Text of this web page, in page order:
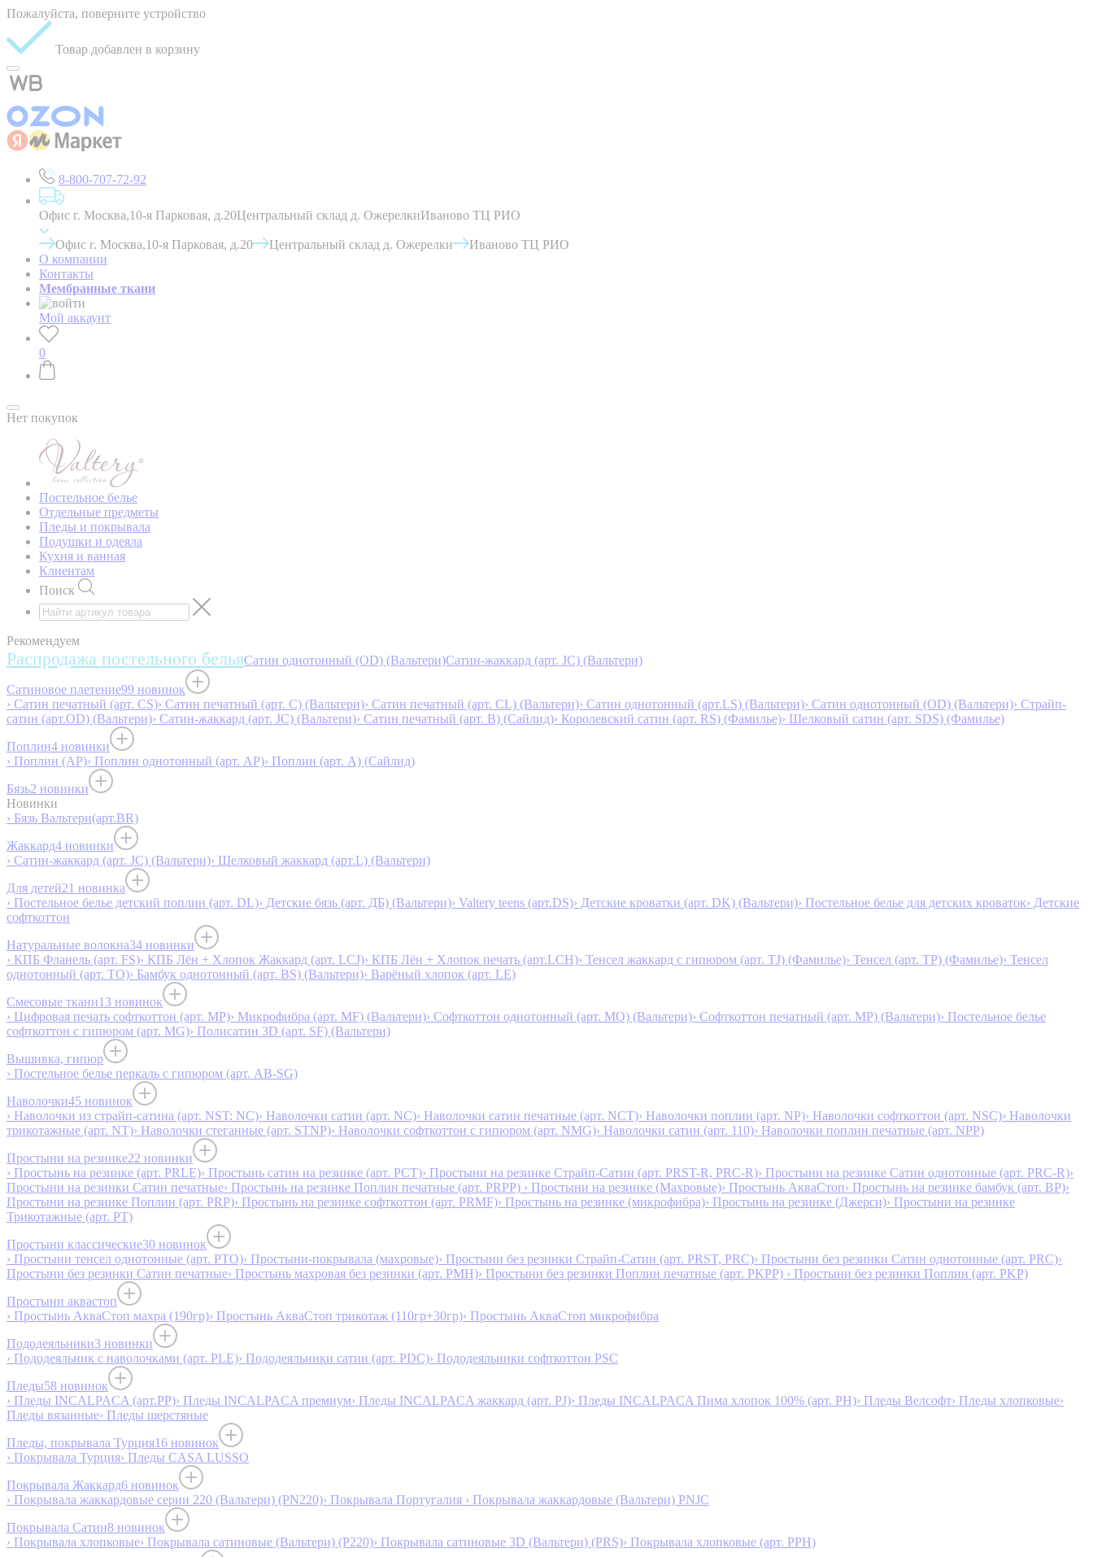
Пожалуйста, поверните устройство
Товар добавлен в корзину
8-800-707-72-92
Офис г. Москва,10-я Парковая, д.20Центральный склад д. ОжерелкиИваново ТЦ РИО
Офис г. Москва,10-я Парковая, д.20 Центральный склад д. Ожерелки
Иваново ТЦ РИО
О компании
Контакты
Мембранные ткани
Мой аккаунт
0
Нет покупок
Постельное белье
Отдельные предметы
Пледы и покрывала
Подушки и одеяла
Кухня и ванная
Клиентам
Поиск
Рекомендуем
Распродажа постельного бельяСатин однотонный (OD) (Вальтери)Сатин-жаккард (арт. JC) (Вальтери)
Сатиновое плетение99 новинок
› Сатин печатный (арт. СS)› Сатин печатный (арт. С) (Вальтери)› Сатин печатный (арт. СL) (Вальтери)› Сатин однотонный (арт.LS) (Вальтери)› Сатин однотонный (OD) (Вальтери)› Страйп-
сатин (арт.OD) (Вальтери)› Сатин-жаккард (арт. JC) (Вальтери)› Сатин печатный (арт. В) (Сайлид)› Королевский сатин (арт. RS) (Фамилье)› Шелковый сатин (арт. SDS) (Фамилье)
Поплин4 новинки
› Поплин (AP)› Поплин однотонный (арт. AP)› Поплин (арт. А) (Сайлид)
Бязь2 новинки
Новинки
› Бязь Вальтери(арт.BR)
Жаккард4 новинки
› Сатин-жаккард (арт. JC) (Вальтери)› Шелковый жаккард (арт.L) (Вальтери)
Для детей21 новинка
› Постельное белье детский поплин (арт. DL)› Детские бязь (арт. ДБ) (Вальтери)› Valtery teens (арт.DS)› Детские кроватки (арт. DK) (Вальтери)› Постельное белье для детских кроваток› Детские
софткоттон
Натуральные волокна34 новинки
› КПБ Фланель (арт. FS)› КПБ Лён + Хлопок Жаккард (арт. LCJ)› КПБ Лён + Хлопок печать (арт.LCH)› Тенсел жаккард с гипюром (арт. TJ) (Фамилье)› Тенсел (арт. ТР) (Фамилье)› Тенсел
однотонный (арт. TO)› Бамбук однотонный (арт. BS) (Вальтери)› Варёный хлопок (арт. LE)
Смесовые ткани13 новинок
› Цифровая печать софткоттон (арт. MP)› Микрофибра (арт. MF) (Вальтери)› Софткоттон однотонный (арт. MO) (Вальтери)› Софткоттон печатный (арт. MР) (Вальтери)› Постельное белье
софткоттон с гипюром (арт. MG)› Полисатин 3D (арт. SF) (Вальтери)
Вышивка, гипюр
› Постельное белье перкаль с гипюром (арт. AB-SG)
Наволочки45 новинок
› Наволочки из страйп-сатина (арт. NST: NC)› Наволочки сатин (арт. NC)› Наволочки сатин печатные (арт. NCT)› Наволочки поплин (арт. NP)› Наволочки софткоттон (арт. NSC)› Наволочки
трикотажные (арт. NT)› Наволочки стеганные (арт. STNP)› Наволочки софткоттон с гипюром (арт. NMG)› Наволочки сатин (арт. 110)› Наволочки поплин печатные (арт. NPP)
Простыни на резинке22 новинки
› Простынь на резинке (арт. PRLE)› Простынь сатин на резинке (арт. PCT)› Простыни на резинке Страйп-Сатин (арт. PRST-R, PRC-R)› Простыни на резинке Сатин однотонные (арт. PRC-R)›
Простыни на резинки Сатин печатные› Простынь на резинке Поплин печатные (арт. PRPP) › Простыни на резинке (Махровые)› Простынь АкваСтоп› Простынь на резинке бамбук (арт. BP)›
Простыни на резинке Поплин (арт. PRP)› Простынь на резинке софткоттон (арт. PRMF)› Простынь на резинке (микрофибра)› Простынь на резинке (Джерси)› Простыни на резинке
Трикотажные (арт. РТ)
Простыни классические30 новинок
› Простыни тенсел однотонные (арт. PTO)› Простыни-покрывала (махровые)› Простыни без резинки Страйп-Сатин (арт. PRST, PRC)› Простыни без резинки Сатин однотонные (арт. PRC)›
Простыни без резинки Сатин печатные› Простынь махровая без резинки (арт. PMH)› Простыни без резинки Поплин печатные (арт. PKPP) › Простыни без резинки Поплин (арт. PKP)
Простыни аквастоп
› Простынь АкваСтоп махра (190гр)› Простынь АкваСтоп трикотаж (110гр+30гр)› Простынь АкваСтоп микрофибра
Пододеяльники3 новинки
› Пододеяльник с наволочками (арт. PLE)› Пододеяльники сатин (арт. PDC)› Пододеяльники софткоттон PSC
Пледы58 новинок
› Пледы INCALPACA (арт.PP)› Пледы INCALPACA премиум› Пледы INCALPACA жаккард (арт. PJ)› Пледы INCALPACA Пима хлопок 100% (арт. PH)› Пледы Велсофт› Пледы хлопковые›
Пледы вязанные› Пледы шерстяные
Пледы, покрывала Турция16 новинок
› Покрывала Турция› Пледы CASA LUSSO
Покрывала Жаккард6 новинок
› Покрывала жаккардовые серии 220 (Вальтери) (PN220)› Покрывала Португалия › Покрывала жаккардовые (Вальтери) PNJC
Покрывала Сатин8 новинок
› Покрывала хлопковые› Покрывала сатиновые (Вальтери) (P220)› Покрывала сатиновые 3D (Вальтери) (PRS)› Покрывала хлопковые (арт. PPH)